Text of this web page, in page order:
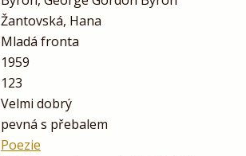
Žantovská, Hana
Mladá fronta
1959
123
Velmi dobrý
pevná s přebalem
Poezie